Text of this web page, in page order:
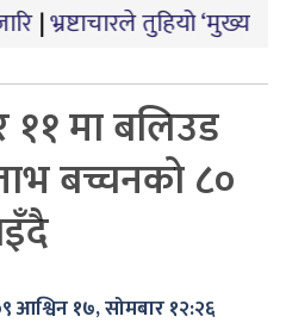
तुहियो ‘मुख्यमन्त्री बेटी
मा बलिउड
बच्चनको ८०
आश्विन १७, सोमबार १२:२६